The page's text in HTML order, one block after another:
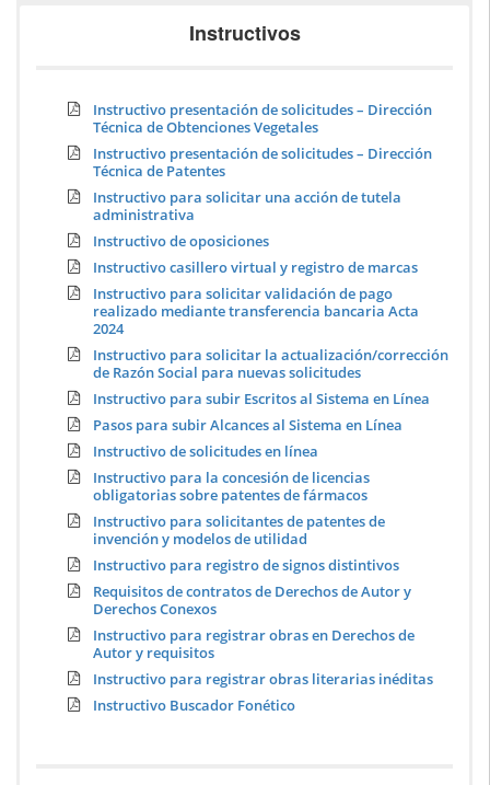
Instructivos
Instructivo presentación de solicitudes – Dirección
Técnica de Obtenciones Vegetales
Instructivo presentación de solicitudes – Dirección
Técnica de Patentes
Instructivo para solicitar una acción de tutela
administrativa
Instructivo de oposiciones
Instructivo casillero virtual y registro de marcas
Instructivo para solicitar validación de pago
realizado mediante transferencia bancaria Acta
2024
Instructivo para solicitar la actualización/corrección
de Razón Social para nuevas solicitudes
Instructivo para subir Escritos al Sistema en Línea
Pasos para subir Alcances al Sistema en Línea
Instructivo de solicitudes en línea
Instructivo para la concesión de licencias
obligatorias sobre patentes de fármacos
Instructivo para solicitantes de patentes de
invención y modelos de utilidad
Instructivo para registro de signos distintivos
Requisitos de contratos de Derechos de Autor y
Derechos Conexos
Instructivo para registrar obras en Derechos de
Autor y requisitos
Instructivo para registrar obras literarias inéditas
Instructivo Buscador Fonético